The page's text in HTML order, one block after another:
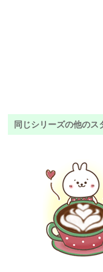
同じシリーズの他のス